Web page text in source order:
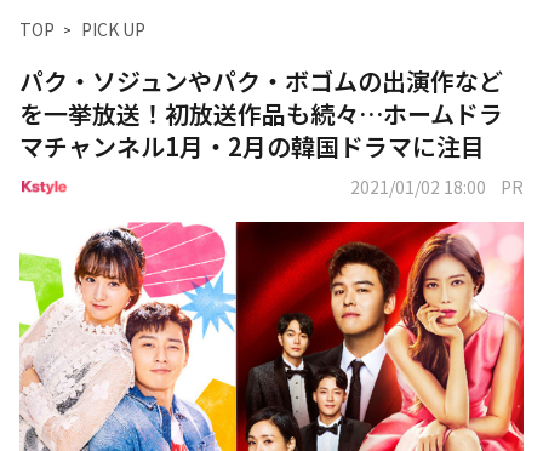
TOP PICK UP
パク・ソジュンやパク・ボゴムの出演作など
を一挙放送！初放送作品も続々…ホームドラ
マチャンネル1月・2月の韓国ドラマに注目
2021/01/02 18:00 PR